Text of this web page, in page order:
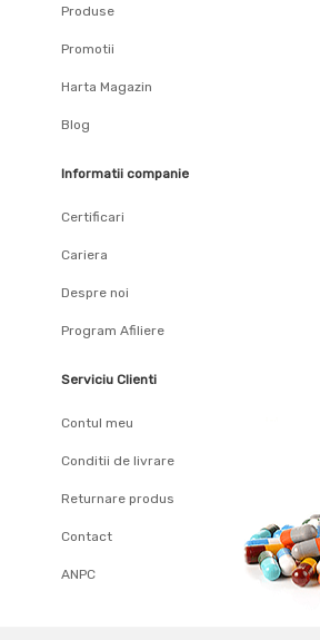
Produse
Promotii
Harta Magazin
Blog
Informatii companie
Certificari
Cariera
Despre noi
Program Afiliere
Serviciu Clienti
Contul meu
Conditii de livrare
Returnare produs
Contact
ANPC